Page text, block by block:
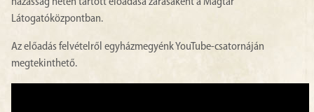
házasság hetén tartott előadása zárásaként a Magtár
Látogatóközpontban.
Az előadás felvételről egyházmegyénk YouTube-csatornáján
megtekinthető.